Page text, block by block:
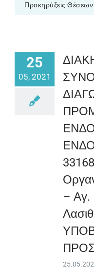
Προκηρύξεις Θέσεων
25
05, 2021
– Αγ.